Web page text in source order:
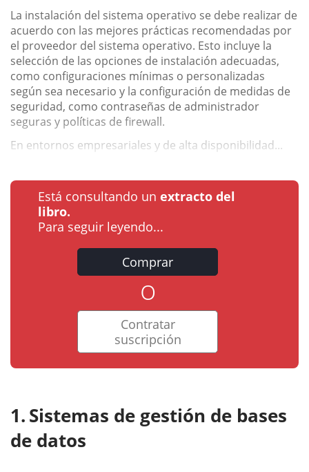
La instalación del sistema operativo se debe realizar de
acuerdo con las mejores prácticas recomendadas por
el proveedor del sistema operativo. Esto incluye la
selección de las opciones de instalación adecuadas,
como configuraciones mínimas o personalizadas
según sea necesario y la configuración de medidas de
seguridad, como contraseñas de administrador
seguras y políticas de firewall.
En entornos empresariales y de alta disponibilidad...
Está consultando un extracto del
libro.
Para seguir leyendo...
Comprar
o
Contratar
suscripción
Sistemas de gestión de bases
de datos